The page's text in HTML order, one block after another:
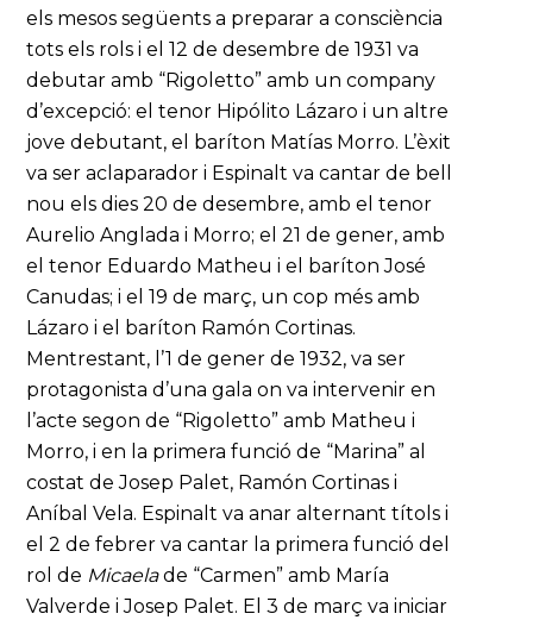
els mesos següents a preparar a consciència
tots els rols i el 12 de desembre de 1931 va
debutar amb “Rigoletto” amb un company
d’excepció: el tenor Hipólito Lázaro i un altre
jove debutant, el baríton Matías Morro. L’èxit
va ser aclaparador i Espinalt va cantar de bell
nou els dies 20 de desembre, amb el tenor
Aurelio Anglada i Morro; el 21 de gener, amb
el tenor Eduardo Matheu i el baríton José
Canudas; i el 19 de març, un cop més amb
Lázaro i el baríton Ramón Cortinas.
Mentrestant, l’1 de gener de 1932, va ser
protagonista d’una gala on va intervenir en
l’acte segon de “Rigoletto” amb Matheu i
Morro, i en la primera funció de “Marina” al
costat de Josep Palet, Ramón Cortinas i
Aníbal Vela. Espinalt va anar alternant títols i
el 2 de febrer va cantar la primera funció del
rol de Micaelade “Carmen” amb María
Valverde i Josep Palet. El 3 de març va iniciar